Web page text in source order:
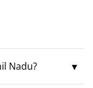
Nadu?